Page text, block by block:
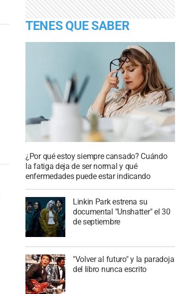
TENES QUE SABER
¿Por qué estoy siempre cansado? Cuándo
la fatiga deja de ser normal y qué
enfermedades puede estar indicando
Linkin Park estrena su
documental "Unshatter" el 30
de septiembre
"Volver al futuro" y la paradoja
del libro nunca escrito